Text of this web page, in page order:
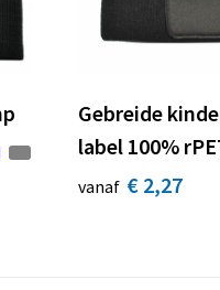
Gebreide
label 100%
vanaf € 2,27